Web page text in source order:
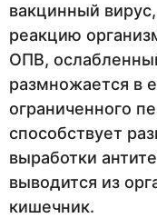
вакцинный
реакцию
ОПВ,
размножается в
ограниченного
способствует
выработки
выводится из
кишечник.